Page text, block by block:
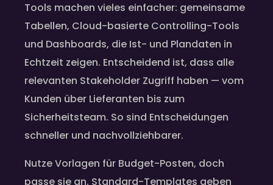
Tools machen vieles einfacher: gemeinsame
Tabellen, Cloud-basierte Controlling-Tools
und Dashboards, die Ist- und Plandaten in
Echtzeit zeigen. Entscheidend ist, dass alle
relevanten Stakeholder Zugriff haben — vom
Kunden über Lieferanten bis zum
Sicherheitsteam. So sind Entscheidungen
schneller und nachvollziehbarer.
Nutze Vorlagen für Budget-Posten, doch
passe sie an. Standard-Templates geben